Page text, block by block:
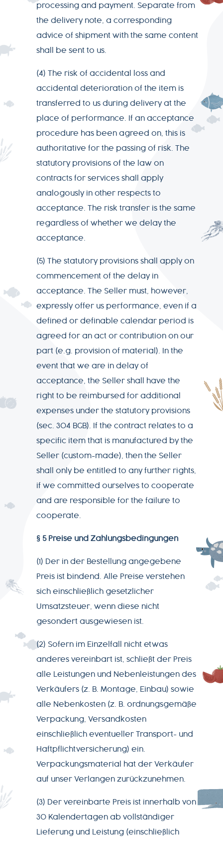
processing and payment. Separate from
the delivery note, a corresponding
advice of shipment with the same content
shall be sent to us.
(4) The risk of accidental loss and
accidental deterioration of the item is
transferred to us during delivery at the
place of performance. If an acceptance
procedure has been agreed on, this is
authoritative for the passing of risk. The
statutory provisions of the law on
contracts for services shall apply
analogously in other respects to
acceptance. The risk transfer is the same
regardless of whether we delay the
acceptance.
(5) The statutory provisions shall apply on
commencement of the delay in
acceptance. The Seller must, however,
expressly offer us performance, even if a
defined or definable calendar period is
agreed for an act or contribution on our
part (e.g. provision of material). In the
event that we are in delay of
acceptance, the Seller shall have the
right to be reimbursed for additional
expenses under the statutory provisions
(sec. 304 BGB). If the contract relates to a
specific item that is manufactured by the
Seller (custom-made), then the Seller
shall only be entitled to any further rights,
if we committed ourselves to cooperate
and are responsible for the failure to
cooperate.
§ 5 Preise und Zahlungsbedingungen
(1) Der in der Bestellung angegebene
Preis ist bindend. Alle Preise verstehen
sich einschließlich gesetzlicher
Umsatzsteuer, wenn diese nicht
gesondert ausgewiesen ist.
(2) Sofern im Einzelfall nicht etwas
anderes vereinbart ist, schließt der Preis
alle Leistungen und Nebenleistungen des
Verkäufers (z. B. Montage, Einbau) sowie
alle Nebenkosten (z. B. ordnungsgemäße
Verpackung, Versandkosten
einschließlich eventueller Transport- und
Haftpflichtversicherung) ein.
Verpackungsmaterial hat der Verkäufer
auf unser Verlangen zurückzunehmen.
(3) Der vereinbarte Preis ist innerhalb von
30 Kalendertagen ab vollständiger
Lieferung und Leistung (einschließlich